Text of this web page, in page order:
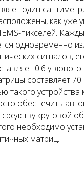
один
как уже
пикселей.
одновременно
сигналов,
0.6 углового
составляет 70
такого
обеспечить
круговой
необходимо
матриц.